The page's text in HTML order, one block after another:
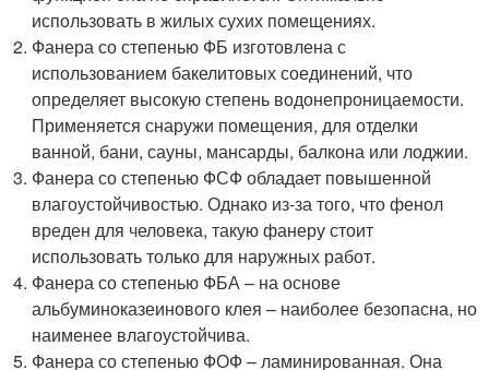
использовать в жилых сухих помещениях.
Фанера со степенью ФБ изготовлена с
использованием бакелитовых соединений, что
определяет высокую степень водонепроницаемости.
Применяется снаружи помещения, для отделки
ванной, бани, сауны, мансарды, балкона или лоджии.
Фанера со степенью ФСФ обладает повышенной
влагоустойчивостью. Однако из-за того, что фенол
вреден для человека, такую фанеру стоит
использовать только для наружных работ.
Фанера со степенью ФБА – на основе
альбуминоказеинового клея – наиболее безопасна, но
наименее влагоустойчива.
Фанера со степенью ФОФ – ламинированная. Она